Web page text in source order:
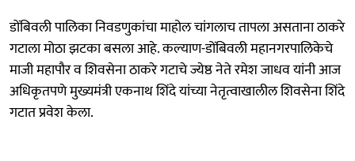
डोंबिवली पालिका निवडणुकांचा माहोल चांगलाच तापला असताना ठाकरे
गटाला मोठा झटका बसला आहे. कल्याण-डोंबिवली महानगरपालिकेचे
माजी महापौर व शिवसेना ठाकरे गटाचे ज्येष्ठ नेते रमेश जाधव यांनी आज
अधिकृतपणे मुख्यमंत्री एकनाथ शिंदे यांच्या नेतृत्वाखालील शिवसेना शिंदे
गटात प्रवेश केला.